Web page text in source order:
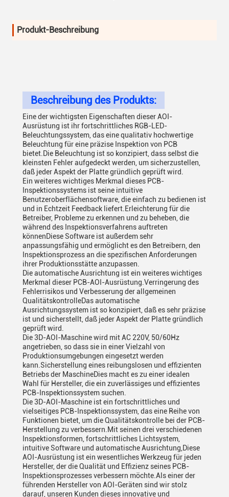
Produkt-Beschreibung
Beschreibung des Produkts:
Eine der wichtigsten Eigenschaften dieser AOI-
Ausrüstung ist ihr fortschrittliches RGB-LED-
Beleuchtungssystem, das eine qualitativ hochwertige
Beleuchtung für eine präzise Inspektion von PCB
bietet.Die Beleuchtung ist so konzipiert, dass selbst die
kleinsten Fehler aufgedeckt werden, um sicherzustellen,
daß jeder Aspekt der Platte gründlich geprüft wird.
Ein weiteres wichtiges Merkmal dieses PCB-
Inspektionssystems ist seine intuitive
Benutzeroberflächensoftware, die einfach zu bedienen ist
und in Echtzeit Feedback liefert.Erleichterung für die
Betreiber, Probleme zu erkennen und zu beheben, die
während des Inspektionsverfahrens auftreten
könnenDiese Software ist außerdem sehr
anpassungsfähig und ermöglicht es den Betreibern, den
Inspektionsprozess an die spezifischen Anforderungen
ihrer Produktionsstätte anzupassen.
Die automatische Ausrichtung ist ein weiteres wichtiges
Merkmal dieser PCB-AOI-Ausrüstung.Verringerung des
Fehlerrisikos und Verbesserung der allgemeinen
QualitätskontrolleDas automatische
Ausrichtungssystem ist so konzipiert, daß es sehr präzise
ist und sicherstellt, daß jeder Aspekt der Platte gründlich
geprüft wird.
Die 3D-AOI-Maschine wird mit AC 220V, 50/60Hz
angetrieben, so dass sie in einer Vielzahl von
Produktionsumgebungen eingesetzt werden
kann.Sicherstellung eines reibungslosen und effizienten
Betriebs der MaschineDies macht es zu einer idealen
Wahl für Hersteller, die ein zuverlässiges und effizientes
PCB-Inspektionssystem suchen.
Die 3D-AOI-Maschine ist ein fortschrittliches und
vielseitiges PCB-Inspektionssystem, das eine Reihe von
Funktionen bietet, um die Qualitätskontrolle bei der PCB-
Herstellung zu verbessern.Mit seinen drei verschiedenen
Inspektionsformen, fortschrittliches Lichtsystem,
intuitive Software und automatische Ausrichtung,Diese
AOI-Ausrüstung ist ein wesentliches Werkzeug für jeden
Hersteller, der die Qualität und Effizienz seines PCB-
Inspektionsprozesses verbessern möchte.Als einer der
führenden Hersteller von AOI-Geräten sind wir stolz
darauf, unseren Kunden dieses innovative und